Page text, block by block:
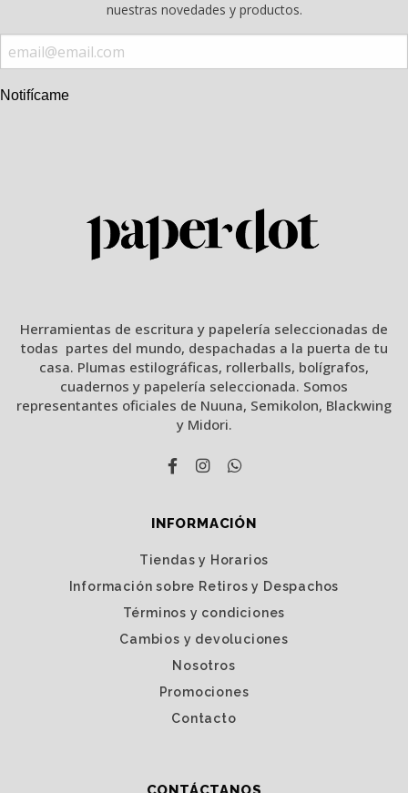
nuestras novedades y productos.
Notifícame
Herramientas de escritura y papelería seleccionadas de
todas partes del mundo, despachadas a la puerta de tu
casa. Plumas estilográficas, rollerballs, bolígrafos,
cuadernos y papelería seleccionada. Somos
representantes oficiales de Nuuna, Semikolon, Blackwing
y Midori.
INFORMACIÓN
Tiendas y Horarios
Información sobre Retiros y Despachos
Términos y condiciones
Cambios y devoluciones
Nosotros
Promociones
Contacto